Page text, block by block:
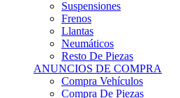
Llantas
Neumáticos
Resto De Piezas
ANUNCIOS DE COMPRA
Compra Vehículos
Compra De Piezas
CARCROSS Y FÓRMULAS